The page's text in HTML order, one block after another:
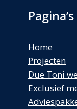
Pagina’s
Home
Projecten
Due Toni
Exclusief